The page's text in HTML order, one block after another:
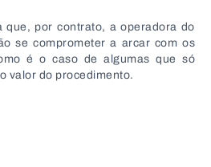
que, por contrato, a operadora do
se comprometer a arcar com os
é o caso de algumas que só
valor do procedimento.